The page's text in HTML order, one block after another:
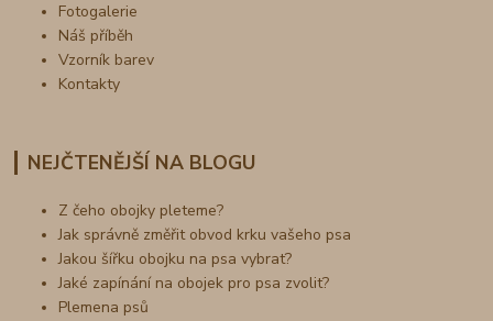
Fotogalerie
Náš příběh
Vzorník barev
Kontakty
NEJČTENĚJŠÍ NA BLOGU
Z čeho obojky pleteme?
Jak správně změřit obvod krku vašeho psa
Jakou šířku obojku na psa vybrat?
Jaké zapínání na obojek pro psa zvolit?
Plemena psů